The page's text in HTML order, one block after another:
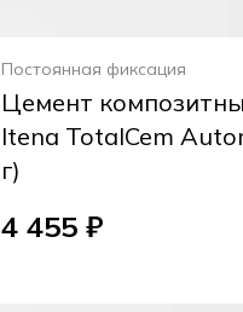
Постоянная фиксация
Цемент
Itena TotalCem
г)
4 455 ₽